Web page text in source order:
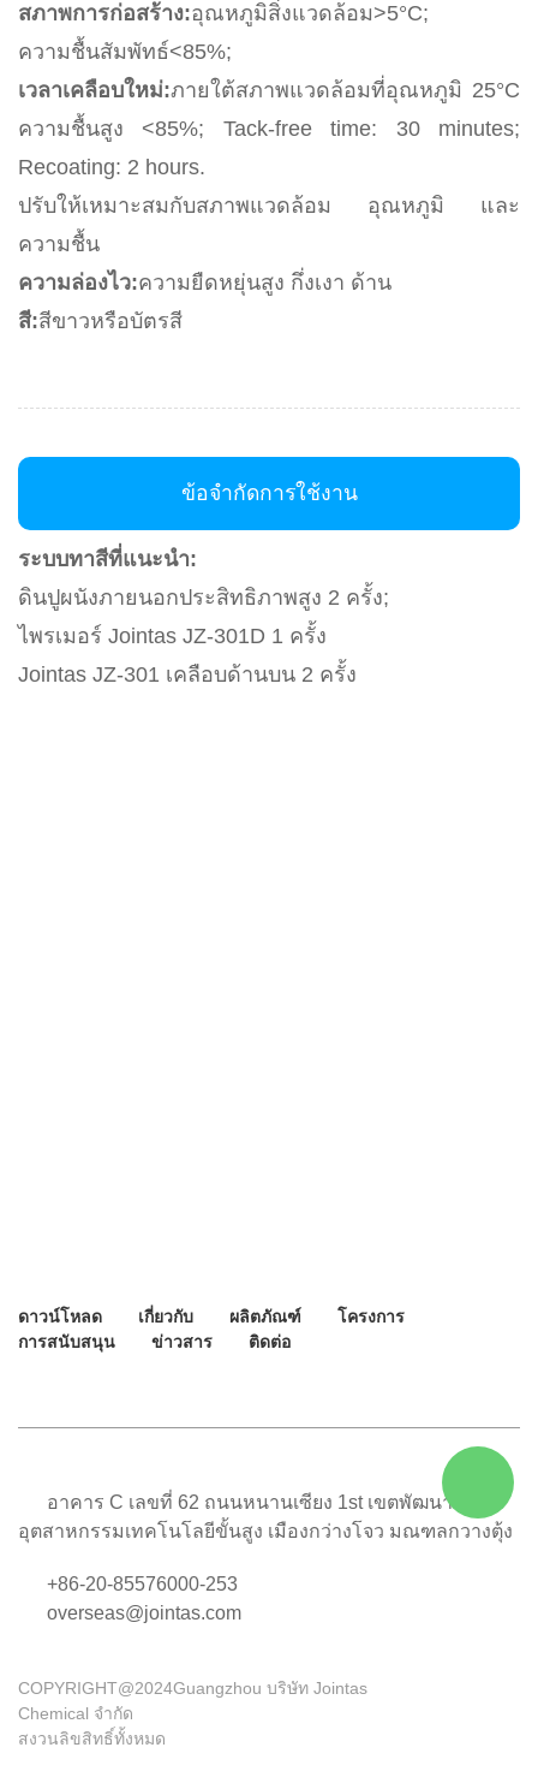
สภาพการก่อสร้าง:อุณหภูมิสิ่งแวดล้อม>5°C;
ความชื้นสัมพัทธ์<85%;
เวลาเคลือบใหม่:ภายใต้สภาพแวดล้อมที่อุณหภูมิ 25°C
ความชื้นสูง <85%; Tack-free time: 30 minutes;
Recoating: 2 hours.
ปรับให้เหมาะสมกับสภาพแวดล้อม อุณหภูมิ และ
ความชื้น
ความล่องไว:ความยืดหยุ่นสูง กึ่งเงา ด้าน
สี:สีขาวหรือบัตรสี
ข้อจํากัดการใช้งาน
ระบบทาสีที่แนะนํา:
ดินปูผนังภายนอกประสิทธิภาพสูง 2 ครั้ง;
ไพรเมอร์ Jointas JZ-301D 1 ครั้ง
Jointas JZ-301 เคลือบด้านบน 2 ครั้ง
ดาวน์โหลด เกี่ยวกับ ผลิตภัณฑ์
โครงการ
การสนับสนุน
ข่าวสาร ติดต่อ
อาคาร C เลขที่ 62 ถนนหนานเซียง 1st เขตพัฒนา
อุตสาหกรรมเทคโนโลยีขั้นสูง เมืองกว่างโจว มณฑลกวางตุ้ง
+86-20-85576000-253
overseas@jointas.com
COPYRIGHT@2024Guangzhou บริษัท Jointas
Chemical จํากัด
สงวนลิขสิทธิ์ทั้งหมด